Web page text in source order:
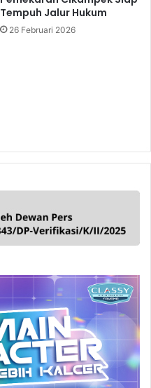
Tempuh Jalur Hukum
26 Februari 2026